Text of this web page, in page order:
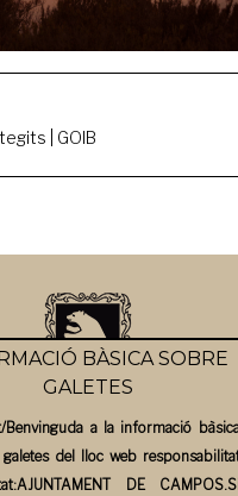
| GOIB
BÀSICA SOBRE
GALETES
Benvinguda a la informació
del lloc web
DE